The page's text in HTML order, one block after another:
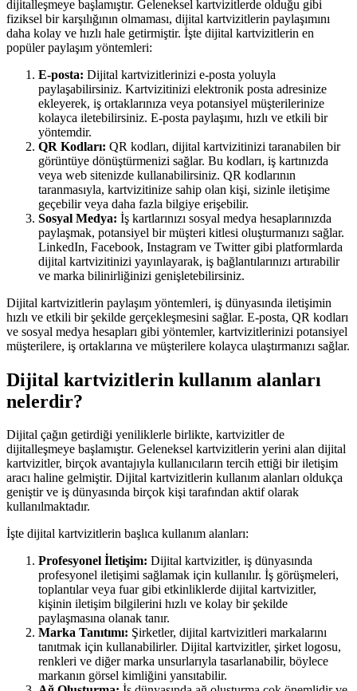
dijitalleşmeye başlamıştır. Geleneksel kartvizitlerde olduğu gibi
fiziksel bir karşılığının olmaması, dijital kartvizitlerin paylaşımını
daha kolay ve hızlı hale getirmiştir. İşte dijital kartvizitlerin en
popüler paylaşım yöntemleri:
E-posta: Dijital kartvizitlerinizi e-posta yoluyla
paylaşabilirsiniz. Kartvizitinizi elektronik posta adresinize
ekleyerek, iş ortaklarınıza veya potansiyel müşterilerinize
kolayca iletebilirsiniz. E-posta paylaşımı, hızlı ve etkili bir
yöntemdir.
QR Kodları: QR kodları, dijital kartvizitinizi taranabilen bir
görüntüye dönüştürmenizi sağlar. Bu kodları, iş kartınızda
veya web sitenizde kullanabilirsiniz. QR kodlarının
taranmasıyla, kartvizitinize sahip olan kişi, sizinle iletişime
geçebilir veya daha fazla bilgiye erişebilir.
Sosyal Medya: İş kartlarınızı sosyal medya hesaplarınızda
paylaşmak, potansiyel bir müşteri kitlesi oluşturmanızı sağlar.
LinkedIn, Facebook, Instagram ve Twitter gibi platformlarda
dijital kartvizitinizi yayınlayarak, iş bağlantılarınızı artırabilir
ve marka bilinirliğinizi genişletebilirsiniz.
Dijital kartvizitlerin paylaşım yöntemleri, iş dünyasında iletişimin
hızlı ve etkili bir şekilde gerçekleşmesini sağlar. E-posta, QR kodları
ve sosyal medya hesapları gibi yöntemler, kartvizitlerinizi potansiyel
müşterilere, iş ortaklarına ve müşterilere kolayca ulaştırmanızı sağlar.
Dijital kartvizitlerin kullanım alanları
nelerdir?
Dijital çağın getirdiği yeniliklerle birlikte, kartvizitler de
dijitalleşmeye başlamıştır. Geleneksel kartvizitlerin yerini alan dijital
kartvizitler, birçok avantajıyla kullanıcıların tercih ettiği bir iletişim
aracı haline gelmiştir. Dijital kartvizitlerin kullanım alanları oldukça
geniştir ve iş dünyasında birçok kişi tarafından aktif olarak
kullanılmaktadır.
İşte dijital kartvizitlerin başlıca kullanım alanları:
Profesyonel İletişim: Dijital kartvizitler, iş dünyasında
profesyonel iletişimi sağlamak için kullanılır. İş görüşmeleri,
toplantılar veya fuar gibi etkinliklerde dijital kartvizitler,
kişinin iletişim bilgilerini hızlı ve kolay bir şekilde
paylaşmasına olanak tanır.
Marka Tanıtımı: Şirketler, dijital kartvizitleri markalarını
tanıtmak için kullanabilirler. Dijital kartvizitler, şirket logosu,
renkleri ve diğer marka unsurlarıyla tasarlanabilir, böylece
markanın görsel kimliğini yansıtabilir.